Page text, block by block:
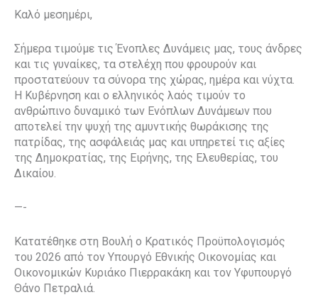
Καλό μεσημέρι,
Σήμερα τιμούμε τις Ένοπλες Δυνάμεις μας, τους άνδρες
και τις γυναίκες, τα στελέχη που φρουρούν και
προστατεύουν τα σύνορα της χώρας, ημέρα και νύχτα.
Η Κυβέρνηση και ο ελληνικός λαός τιμούν το
ανθρώπινο δυναμικό των Ενόπλων Δυνάμεων που
αποτελεί την ψυχή της αμυντικής θωράκισης της
πατρίδας, της ασφάλειάς μας και υπηρετεί τις αξίες
της Δημοκρατίας, της Ειρήνης, της Ελευθερίας, του
Δικαίου.
—-
Κατατέθηκε στη Βουλή ο Κρατικός Προϋπολογισμός
του 2026 από τον Υπουργό Εθνικής Οικονομίας και
Οικονομικών Κυριάκο Πιερρακάκη και τον Υφυπουργό
Θάνο Πετραλιά.